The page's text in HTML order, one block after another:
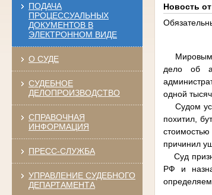
ПОДАЧА
ПРОЦЕССУАЛЬНЫХ
ДОКУМЕНТОВ В
ЭЛЕКТРОННОМ ВИДЕ
О СУДЕ
СУДЕБНОЕ
ДЕЛОПРОИЗВОДСТВО
СПРАВОЧНАЯ
ИНФОРМАЦИЯ
ПРЕСС-СЛУЖБА
УПРАВЛЕНИЕ СУДЕБНОГО
ДЕПАРТАМЕНТА
Новость
Мировым
дело об
одной
Судом
похитил,
причинил
Суд
РФ и